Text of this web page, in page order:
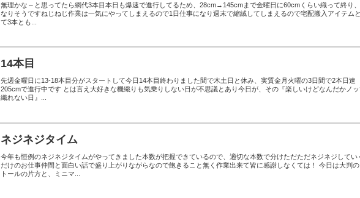
無理かな～と思ってたら網代3本目本日も爆速で進行してるため、28cm→145cmまで金曜日に60cmくらい織って終り
なりそうですねじねじ作業は一気にやってしまえるので1日仕事になり週末で縮絨してしまえるので宅配搬入アイテム
て3本とも...
14本目
先週金曜日に13-18本目分がスタートして今日14本目終わりました間で木土日と休み、実質金月火曜の3日間で2本日速
205cmで進行中です とは言え大好きな機織りも気乗りしない日が不思議とあり今日が、その『楽しいけどなんだかノッ
織れない日』...
ネジネジタイム
今年も恒例のネジネジタイムがやってきました本数が把握できているので、適切な本数で分けただただネジネジしてい
だけのお仕事仲間と面白い話で盛り上がりながらなので飽きること無く作業出来て皆に感謝しなくては！ 今日は大判の
トールの片方と、ミニマ...